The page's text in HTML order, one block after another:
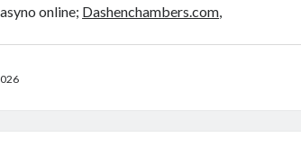
online; Dashenchambers.com,